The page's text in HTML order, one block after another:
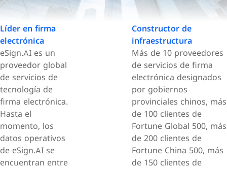
Líder en firma
electrónica
eSign.AI es un
proveedor global
de servicios de
tecnología de
firma electrónica.
Hasta el
momento, los
datos operativos
de eSign.AI se
encuentran entre
Constructor de
infraestructura
Más de 10 proveedores
de servicios de firma
electrónica designados
por gobiernos
provinciales chinos, más
de 100 clientes de
Fortune Global 500, más
de 200 clientes de
Fortune China 500, más
de 150 clientes de